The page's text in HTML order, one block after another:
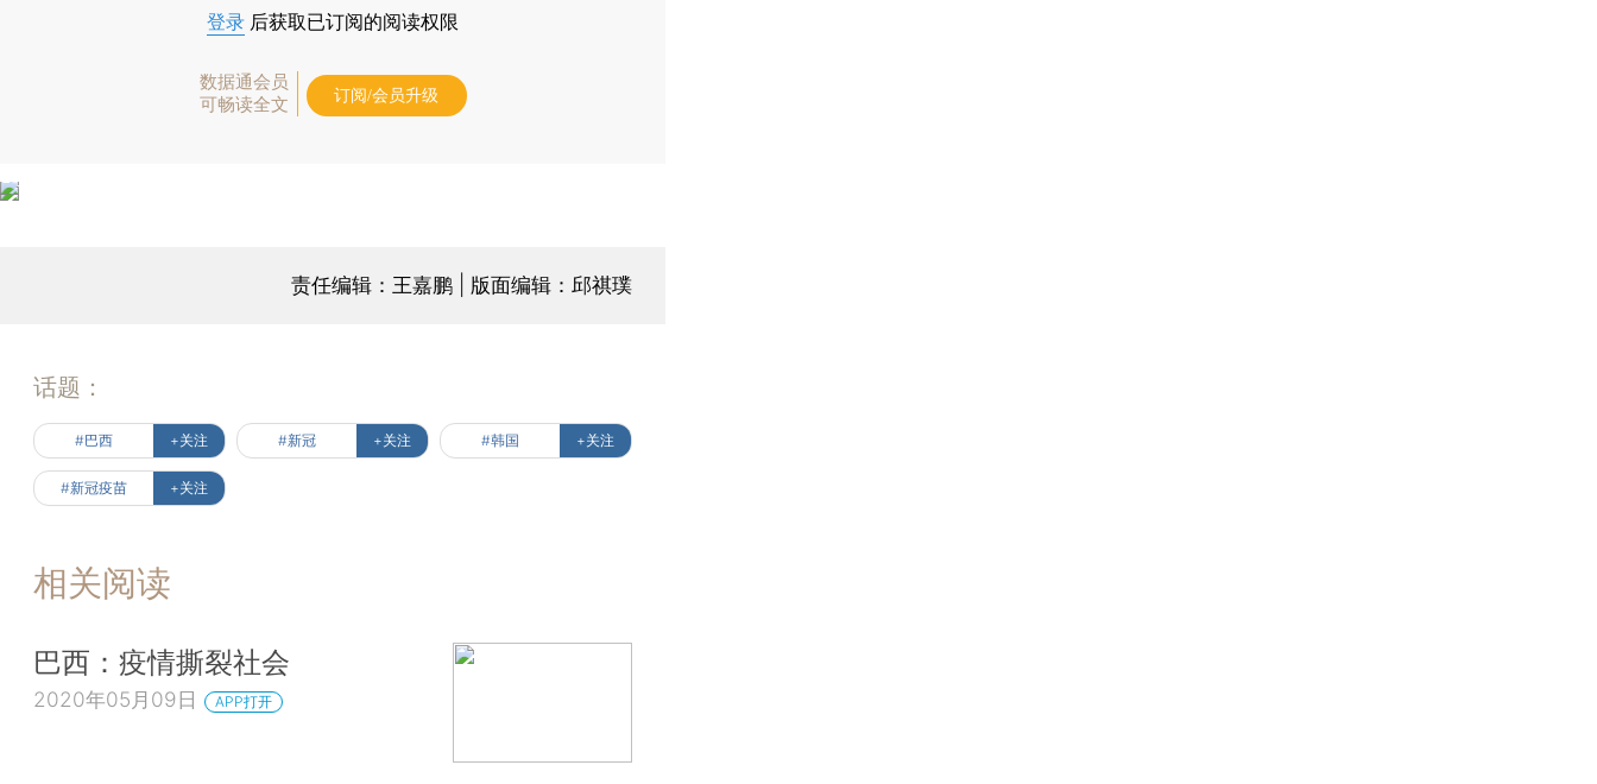
登录 后获取已订阅的阅读权限
数据通会员
可畅读全文
订阅/会员升级
责任编辑：王嘉鹏 | 版面编辑：邱祺璞
话题：
#巴西 +关注 #新冠 +关注 #韩国 +关注
#新冠疫苗 +关注
相关阅读
巴西：疫情撕裂社会
2020年05月09日 APP打开